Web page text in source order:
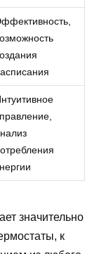
значительно
к